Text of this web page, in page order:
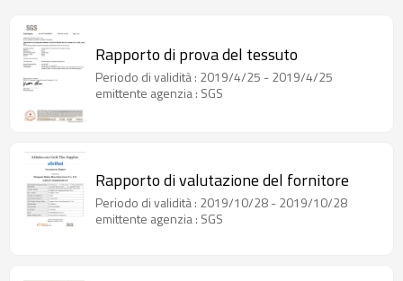
Rapporto di prova del tessuto
Periodo di validità : 2019/4/25 - 2019/4/25
emittente agenzia : SGS
Rapporto di valutazione del fornitore
Periodo di validità : 2019/10/28 - 2019/10/28
emittente agenzia : SGS